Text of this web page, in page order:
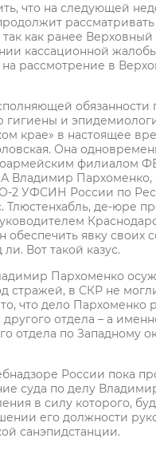
что на следующей
как ранее Верховный
кассационной
рассмотрение в
обязанности
гигиены и
крае» в настоящее
Она
филиалом
Владимир Пархоменко,
2 УФСИН России по
Тлюстенхабль, де-юре
обеспечить явку своих
Вот такой казус.
Пархоменко
стражей, в СКР не
что дело Пархоменко
отдела – а
отдела по Западному
России пока
суда по делу
в силу которого,
его должности
санэпидстанции.